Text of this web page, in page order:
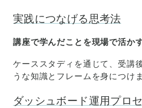
実践につなげる思考法
講座で学んだことを現場で活か
ケーススタディを通じて、受講
うな知識とフレームを身につけ
ダッシュボード運用プロ